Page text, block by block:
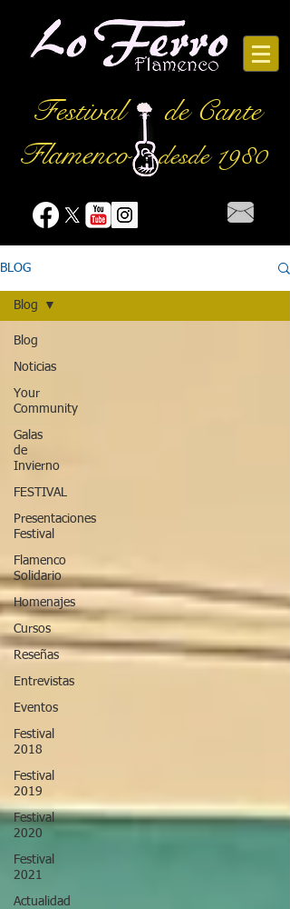
Festival
de Cante
Flamencodesde 1980
BLOG
Blog
Noticias
Your
Community
Galas
de
Invierno
FESTIVAL
Presentaciones
Festival
Flamenco
Solidario
Homenajes
Cursos
Reseñas
Entrevistas
Eventos
Festival
2018
Festival
2019
Festival
2020
Festival
2021
Actualidad
Blog